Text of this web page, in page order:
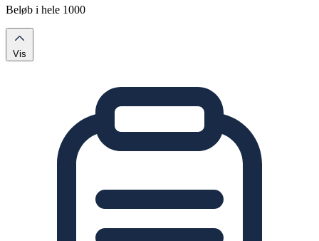
Beløb i hele 1000
Vis